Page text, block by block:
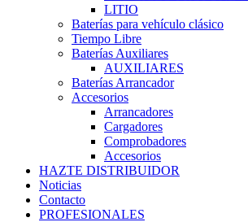
LITIO
Baterías para vehículo clásico
Tiempo Libre
Baterías Auxiliares
AUXILIARES
Baterías Arrancador
Accesorios
Arrancadores
Cargadores
Comprobadores
Accesorios
HAZTE DISTRIBUIDOR
Noticias
Contacto
PROFESIONALES